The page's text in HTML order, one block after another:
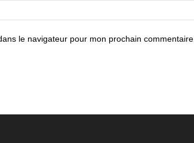
le navigateur pour mon prochain commentaire.